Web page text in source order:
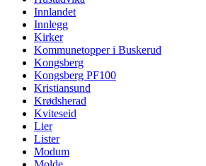
Innlandet
Innlegg
Kirker
Kommunetopper i Buskerud
Kongsberg
Kongsberg PF100
Kristiansund
Krødsherad
Kviteseid
Lier
Lister
Modum